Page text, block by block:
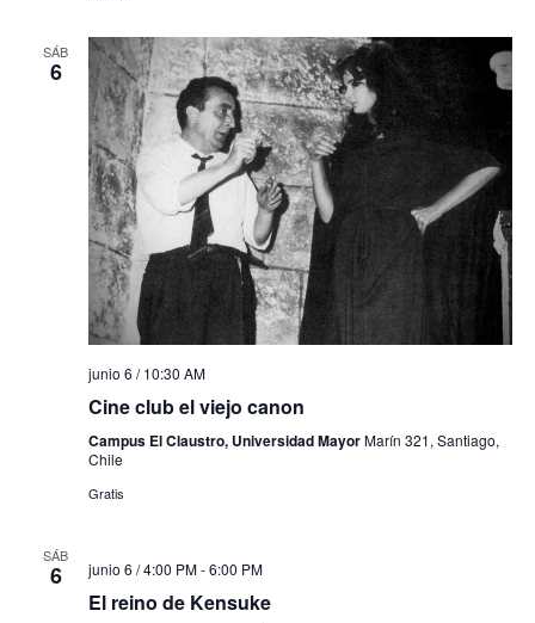
SÁB
6
junio 6 / 10:30 AM
Cine club el viejo canon
Campus El Claustro, Universidad MayorMarín 321, Santiago,
Chile
Gratis
SÁB
6 junio 6 / 4:00 PM-6:00 PM
El reino de Kensuke